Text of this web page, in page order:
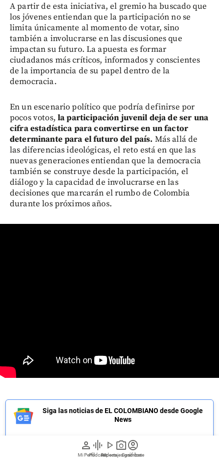
person
Mi Perfil
graphic_eq
Pódcast
play_arrow
Videos
photo_camera
Reportajes gráficos
account_circle
Suscríbete
A partir de esta iniciativa, el gremio ha buscado que
los jóvenes entiendan que la participación no se
limita únicamente al momento de votar, sino
también a involucrarse en las discusiones que
impactan su futuro. La apuesta es formar
ciudadanos más críticos, informados y conscientes
de la importancia de su papel dentro de la
democracia.
En un escenario político que podría definirse por
pocos votos, la participación juvenil deja de ser una
cifra estadística para convertirse en un factor
determinante para el futuro del país. Más allá de
las diferencias ideológicas, el reto está en que las
nuevas generaciones entiendan que la democracia
también se construye desde la participación, el
diálogo y la capacidad de involucrarse en las
decisiones que marcarán el rumbo de Colombia
durante los próximos años.
Siga las noticias de EL COLOMBIANO desde Google
News